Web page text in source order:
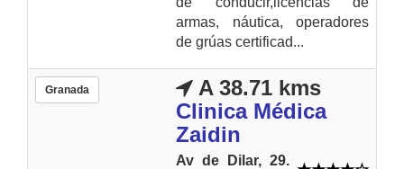
armas, náutica, operadores
de grúas certificad...
Granada
A 38.71 kms
Clinica Médica
Zaidin
Av de Dilar, 29.